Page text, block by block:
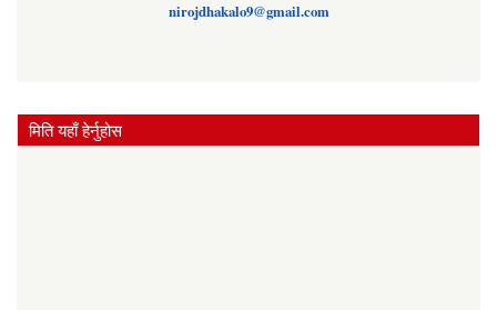
nirojdhakalo9@gmail.com
मिति यहाँ हेर्नुहोस